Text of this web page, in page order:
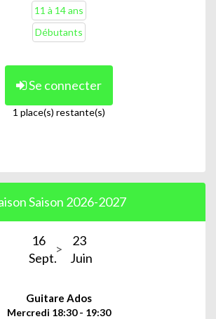
11 à 14 ans
Débutants
Se connecter
1 place(s) restante(s)
Saison 2026-2027
16
Sept.
23
Juin
Guitare Ados
Mercredi 18:30 - 19:30